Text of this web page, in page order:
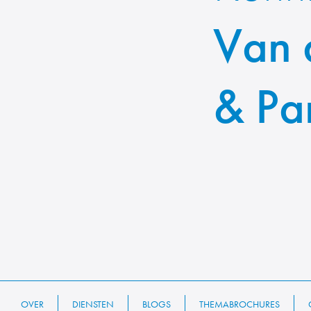
Van
&
OVER DIENSTEN BLOGS THEMABROCHURES